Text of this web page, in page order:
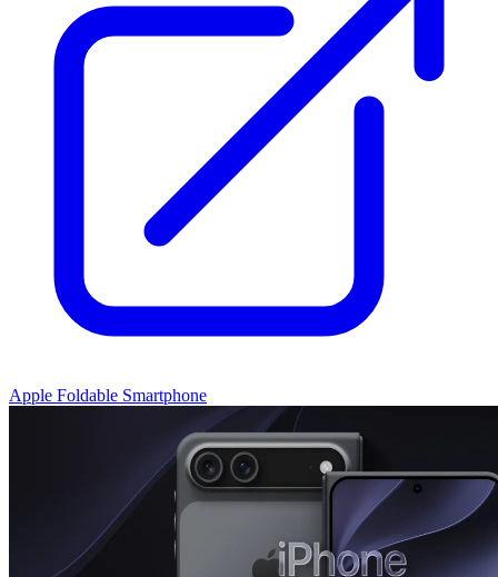
Apple Foldable Smartphone